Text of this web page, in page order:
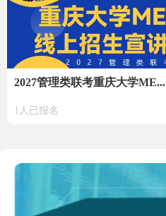
2027管理类联考重庆大学ME...
1人已报名